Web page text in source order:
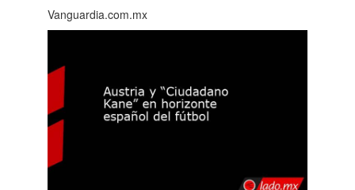
Vanguardia.com.mx